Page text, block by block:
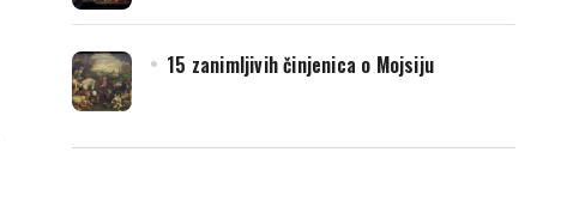
15 zanimljivih činjenica o Mojsiju